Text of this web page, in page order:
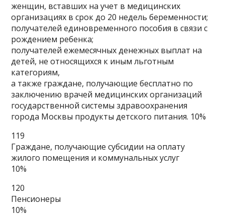
женщин, вставших на учет в медицинских
организациях в срок до 20 недель беременности;
получателей единовременного пособия в связи с
рождением ребенка;
получателей ежемесячных денежных выплат на
детей, не относящихся к иным льготным
категориям,
а также граждане, получающие бесплатно по
заключению врачей медицинских организаций
государственной системы здравоохранения
города Москвы продукты детского питания. 10%
119
Граждане, получающие субсидии на оплату
жилого помещения и коммунальных услуг
10%
120
Пенсионеры
10%